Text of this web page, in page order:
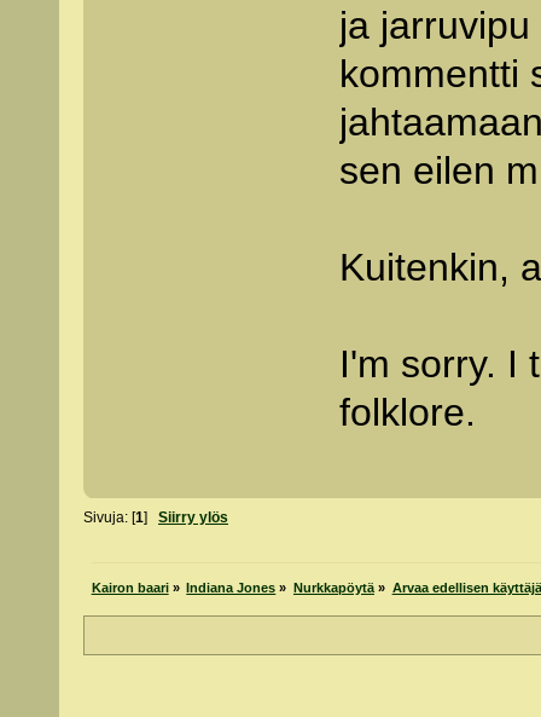
ja
kommentti
sen eilen
Kuitenkin,
I'm sorry. I
folklore.
Sivuja: [1] Siirry ylös
Kairon baari» Indiana Jones » Nurkkapöytä» Arvaa edellisen